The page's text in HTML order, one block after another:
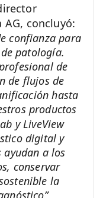
concluyó:
confianza para
patología.
de
de flujos de
hasta
productos
y LiveView
digital y
ayudan a los
conservar
la